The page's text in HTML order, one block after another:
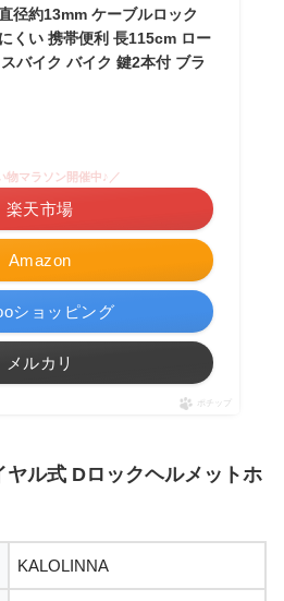
径約13mm ケーブルロック
くい 携帯便利 長115cm ロー
バイク バイク 鍵2本付 ブラ
Amazon
物マラソン開催中♪／
楽天市場
ショッピング
メルカリ
ポチップ
ル式 Dロックヘルメットホ
KALOLINNA